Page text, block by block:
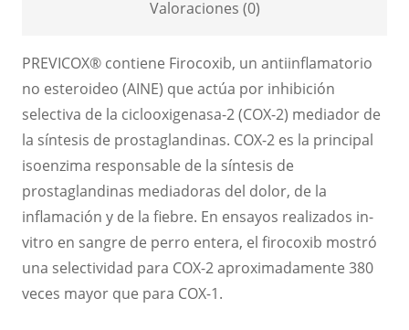
Valoraciones (0)
PREVICOX® contiene Firocoxib, un antiinflamatorio
no esteroideo (AINE) que actúa por inhibición
selectiva de la ciclooxigenasa-2 (COX-2) mediador de
la síntesis de prostaglandinas. COX-2 es la principal
isoenzima responsable de la síntesis de
prostaglandinas mediadoras del dolor, de la
inflamación y de la fiebre. En ensayos realizados in-
vitro en sangre de perro entera, el firocoxib mostró
una selectividad para COX-2 aproximadamente 380
veces mayor que para COX-1.